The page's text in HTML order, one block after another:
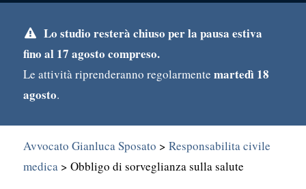
Lo studio resterà chiuso per la pausa estiva
fino al 17 agosto compreso.
Le attività riprenderanno regolarmente martedì 18
agosto.
Avvocato Gianluca Sposato > Responsabilita civile
medica > Obbligo di sorveglianza sulla salute